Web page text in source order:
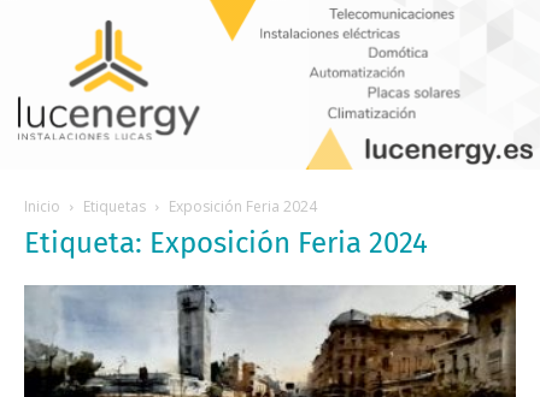
Inicio Etiquetas Exposición Feria 2024
Etiqueta: Exposición Feria 2024